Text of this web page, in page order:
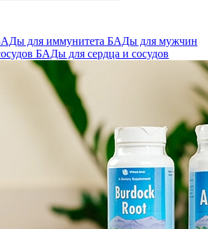
для иммунитета БАДы для мужчин
БАДы для сердца и сосудов